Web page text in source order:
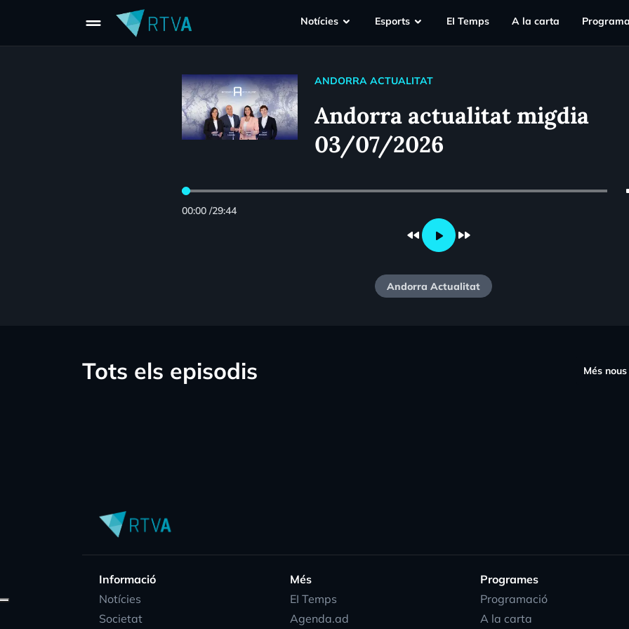
drag_handle Notícies Esports EI Temps A la carta
ANDORRA ACTUALITAT
Andorra actualitat migdia
03/07/2026
00:00/29:44
fast_rewind play_arrow fast_forward
Andorra Actualitat
Tots els episodis Més nous
Informació
Notícies
Societat
Més
EI Temps
Agenda.ad
Programes
Programació
A la carta